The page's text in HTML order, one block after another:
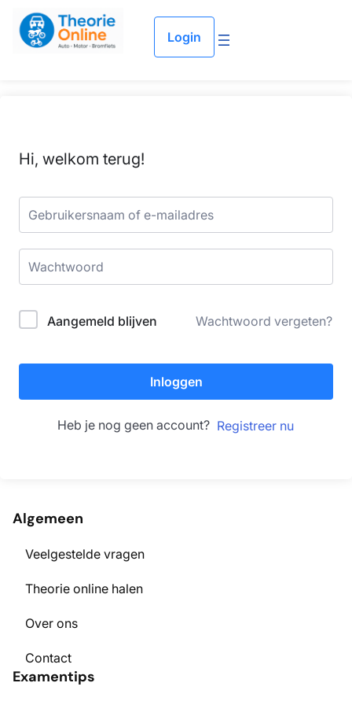
Login
Hi, welkom terug!
Aangemeld blijven Wachtwoord vergeten?
Inloggen
Heb je nog geen account? Registreer nu
Algemeen
Veelgestelde vragen
Theorie online halen
Over ons
Contact
Examentips